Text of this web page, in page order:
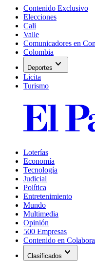
Contenido Exclusivo
Elecciones
Cali
Valle
Comunicadores en
Colombia
Deportes expand_more
Licita
Turismo
Loterías
Economía
Tecnología
Judicial
Política
Entretenimiento
Mundo
Multimedia
Opinión
500 Empresas
Contenido en
Clasificados expand_more